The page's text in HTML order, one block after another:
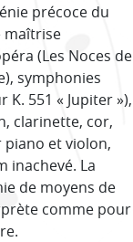
précoce du
maîtrise
(Les Noces de
symphonies
551 « Jupiter »),
clarinette, cor,
et violon,
inachevé. La
de moyens de
comme pour